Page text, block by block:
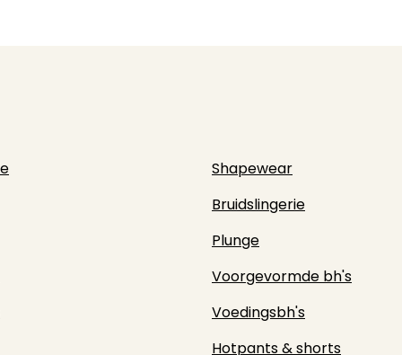
Shapewear
Bruidslingerie
Plunge
Voorgevormde bh's
Voedingsbh's
Hotpants & shorts